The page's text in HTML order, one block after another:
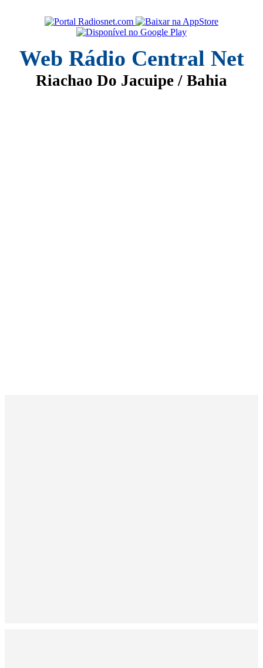
Web Rádio Central Net
Riachao Do Jacuipe / Bahia